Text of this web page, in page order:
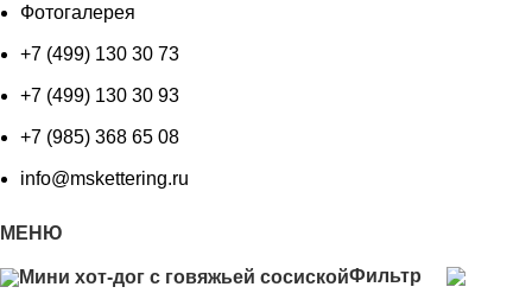
Фотогалерея
+7 (499) 130 30 73
+7 (499) 130 30 93
+7 (985) 368 65 08
info@mskettering.ru
МЕНЮ
Фильтр